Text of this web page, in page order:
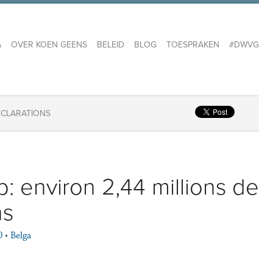
OVER KOEN GEENS BELEID BLOG TOESPRAKEN #DWVG
environ 2,44 millions de
• Belga